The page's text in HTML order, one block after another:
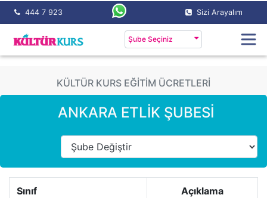
444 7 923 Sizi Arayalım
Şube Seçiniz
KÜLTÜR KURS EĞİTİM ÜCRETLERİ
ANKARA ETLİK ŞUBESİ
Sınıf Açıklama